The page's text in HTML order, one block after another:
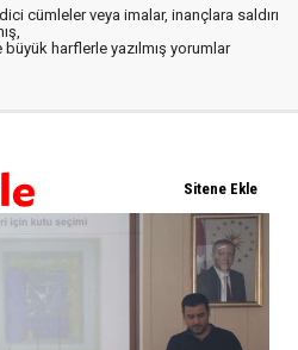
cümleler veya imalar, inançlara saldırı
harflerle yazılmış yorumlar